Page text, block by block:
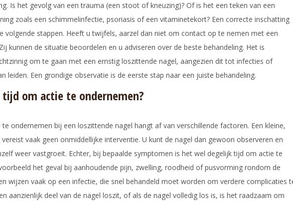
Is het gevolg van een trauma (een stoot of kneuzing)? Of is het een teken van een
zoals een schimmelinfectie, psoriasis of een vitaminetekort? Een correcte inschatting
volgende stappen. Heeft u twijfels, aarzel dan niet om contact op te nemen met een
kunnen de situatie beoordelen en u adviseren over de beste behandeling. Het is
om te gaan met een ernstig loszittende nagel, aangezien dit tot infecties of
leiden. Een grondige observatie is de eerste stap naar een juiste behandeling.
om actie te ondernemen?
ondernemen bij een loszittende nagel hangt af van verschillende factoren. Een kleine,
vaak geen onmiddellijke interventie. U kunt de nagel dan gewoon observeren en
weer vastgroeit. Echter, bij bepaalde symptomen is het wel degelijk tijd om actie te
het geval bij aanhoudende pijn, zwelling, roodheid of pusvorming rondom de
wijzen vaak op een infectie, die snel behandeld moet worden om verdere complicaties
aanzienlijk deel van de nagel loszit, of als de nagel volledig los is, is het raadzaam om